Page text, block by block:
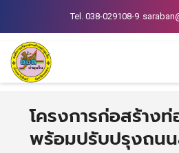
Tel. 038-029108-9
โครงการก่อสร้าง
พร้อมปรับปรุงถน